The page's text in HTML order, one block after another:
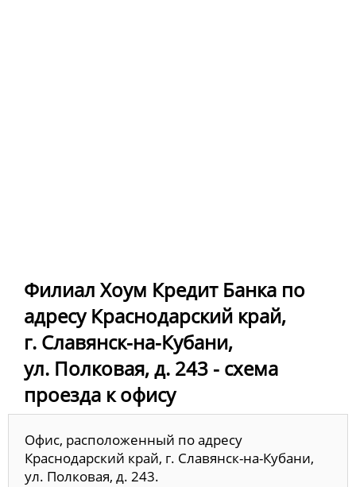
Филиал Хоум Кредит Банка по
адресу Краснодарский край,
г. Славянск-на-Кубани,
ул. Полковая, д. 243 - схема
проезда к офису
Офис, расположенный по адресу
Краснодарский край, г. Славянск-на-Кубани,
ул. Полковая, д. 243.